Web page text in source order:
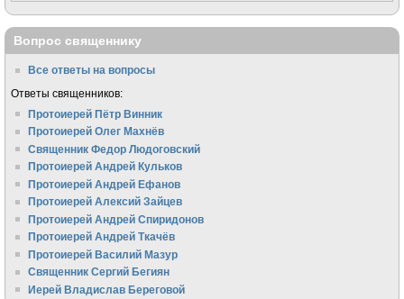
Вопрос священнику
Все ответы на вопросы
Ответы священников:
Протоиерей Пётр Винник
Протоиерей Олег Махнёв
Священник Федор Людоговский
Протоиерей Андрей Кульков
Протоиерей Андрей Ефанов
Протоиерей Алексий Зайцев
Протоиерей Андрей Спиридонов
Протоиерей Андрей Ткачёв
Протоиерей Василий Мазур
Священник Сергий Бегиян
Иерей Владислав Береговой